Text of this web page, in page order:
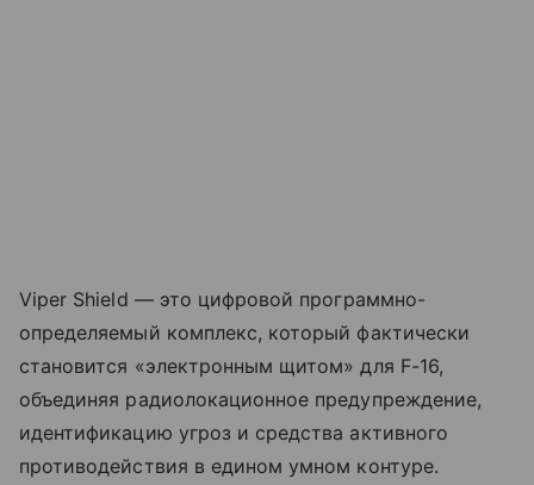
Viper Shield — это цифровой программно-
определяемый комплекс, который фактически
становится «электронным щитом» для F-16,
объединяя радиолокационное предупреждение,
идентификацию угроз и средства активного
противодействия в едином умном контуре.